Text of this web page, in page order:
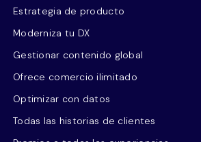
Estrategia de producto
Moderniza tu DX
Gestionar contenido global
Ofrece comercio ilimitado
Optimizar con datos
Todas las historias de clientes